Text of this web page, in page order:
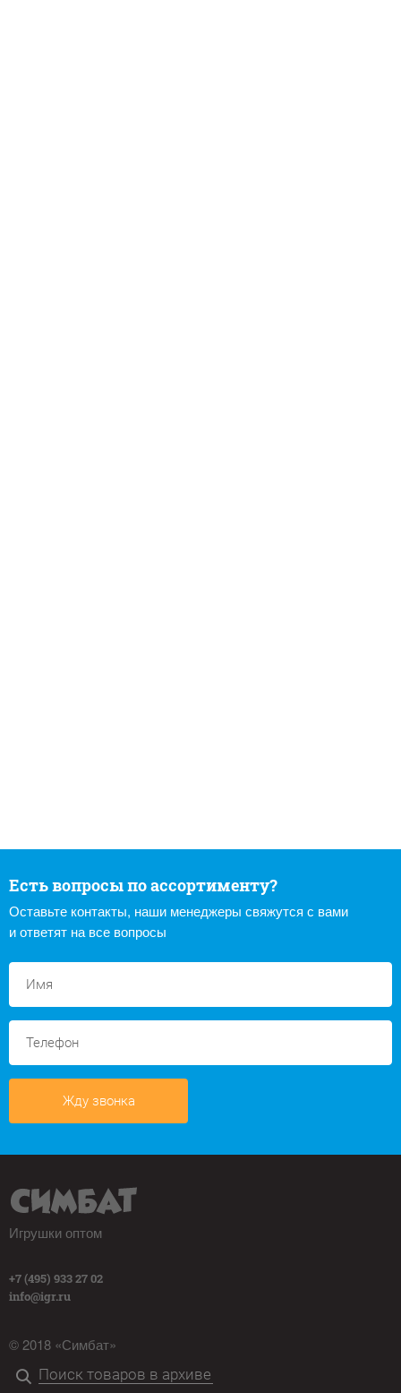
Есть вопросы по ассортименту?
Оставьте контакты, наши менеджеры свяжутся с вами
и ответят на все вопросы
Жду звонка
Игрушки оптом
+7 (495) 933 27 02
info@igr.ru
© 2018 «Симбат»